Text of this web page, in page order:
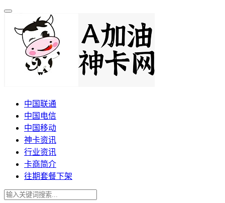
中国联通
中国电信
中国移动
神卡资讯
行业资讯
卡商简介
往期套餐下架